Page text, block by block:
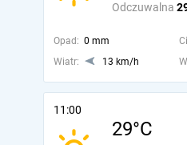
Odczuwalna
Opad: 0 mm
Wiatr:
13 km/h
11:00
29°C